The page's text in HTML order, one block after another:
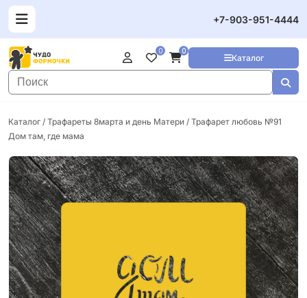
+7-903-951-4444
Каталог
0 0
Каталог / Трафареты 8марта и день Матери / Трафарет любовь №91
Дом там, где мама